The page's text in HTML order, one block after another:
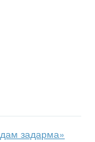
задарма»